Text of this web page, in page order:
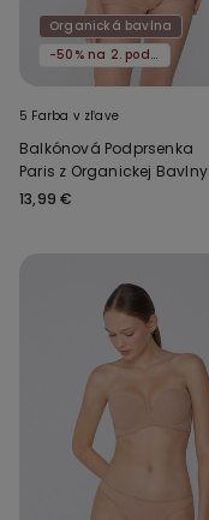
Organická bavlna
-50% na 2. podprsenku
5 Farba v zľave
Balkónová Podprsenka
Paris z Organickej Bavlny
13,99 €